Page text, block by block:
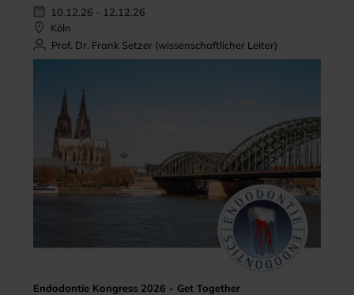
10.12.26 - 12.12.26
Köln
Prof. Dr. Frank Setzer (wissenschaftlicher Leiter)
Endodontie Kongress 2026 - Get Together